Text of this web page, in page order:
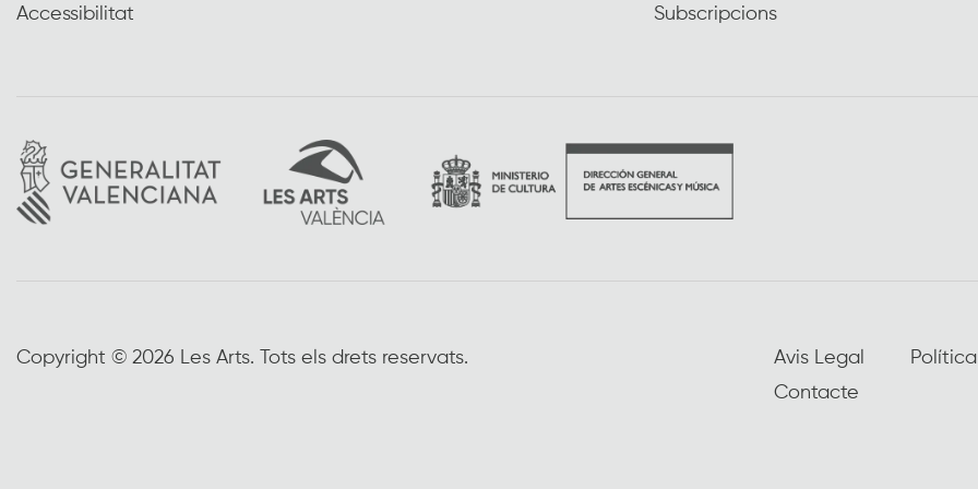
Accessibilitat
Subscripcions
Copyright © 2026 Les Arts. Tots els drets reservats. Avis Legal
Contacte